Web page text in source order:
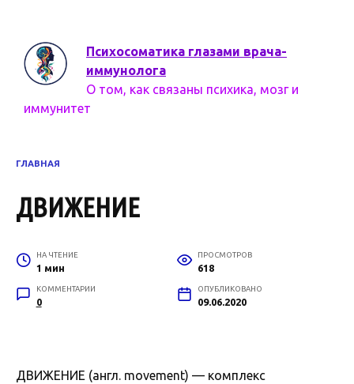
Психосоматика глазами врача-
иммунолога
О том, как связаны психика, мозг и
иммунитет
ГЛАВНАЯ
ДВИЖЕНИЕ
НА ЧТЕНИЕ
1 мин
ПРОСМОТРОВ
618
КОММЕНТАРИИ
0
ОПУБЛИКОВАНО
09.06.2020
ДВИЖЕНИЕ (англ. movement) — комплекс